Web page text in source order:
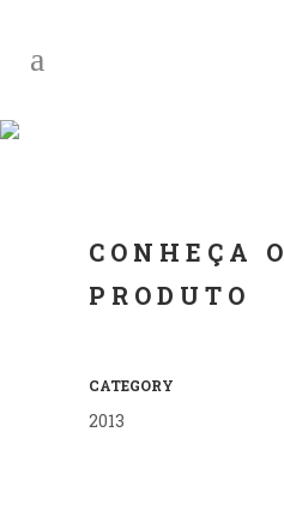
CONHEÇA O
PRODUTO
CATEGORY
2013